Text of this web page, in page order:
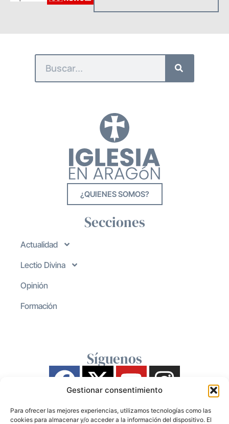
Gestionar consentimiento
Para ofrecer las mejores experiencias, utilizamos tecnologías como las
cookies para almacenar y/o acceder a la información del dispositivo. El
¿QUIENES SOMOS?
Secciones
Actualidad
Lectio Divina
Opinión
Formación
Síguenos